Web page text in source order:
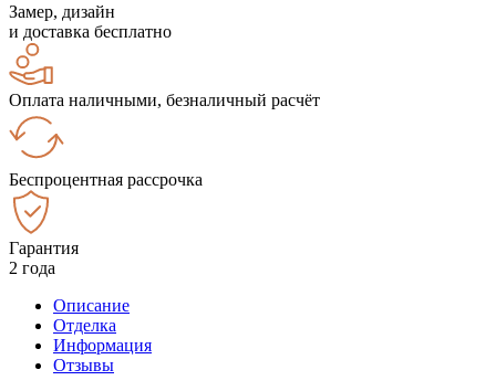
Замер, дизайн
и доставка бесплатно
Оплата наличными, безналичный расчёт
Беспроцентная рассрочка
Гарантия
2 года
Описание
Отделка
Информация
Отзывы